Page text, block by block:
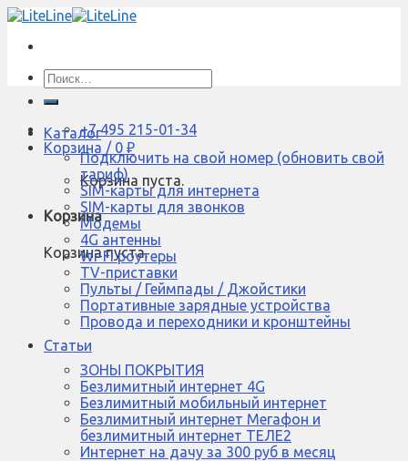
Skip
content
Искать:
+7 495 215-01-34
Корзина / 0 ₽
Корзина пуста.
Корзина
Корзина пуста.
Каталог
Подключить на свой номер (обновить свой
тариф)
SIM-карты для интернета
SIM-карты для звонков
Модемы
4G антенны
Wi-Fi роутеры
TV-приставки
Пульты / Геймпады / Джойстики
Портативные зарядные устройства
Провода и переходники и кронштейны
Статьи
ЗОНЫ ПОКРЫТИЯ
Безлимитный интернет 4G
Безлимитный мобильный интернет
Безлимитный интернет Мегафон и
безлимитный интернет ТЕЛЕ2
Интернет на дачу за 300 руб в месяц